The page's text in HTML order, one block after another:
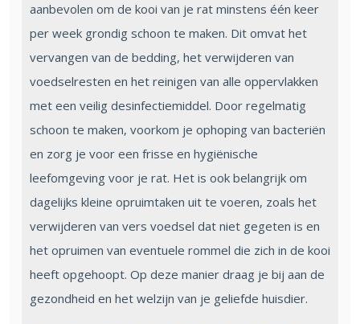
aanbevolen om de kooi van je rat minstens één keer
per week grondig schoon te maken. Dit omvat het
vervangen van de bedding, het verwijderen van
voedselresten en het reinigen van alle oppervlakken
met een veilig desinfectiemiddel. Door regelmatig
schoon te maken, voorkom je ophoping van bacteriën
en zorg je voor een frisse en hygiënische
leefomgeving voor je rat. Het is ook belangrijk om
dagelijks kleine opruimtaken uit te voeren, zoals het
verwijderen van vers voedsel dat niet gegeten is en
het opruimen van eventuele rommel die zich in de kooi
heeft opgehoopt. Op deze manier draag je bij aan de
gezondheid en het welzijn van je geliefde huisdier.